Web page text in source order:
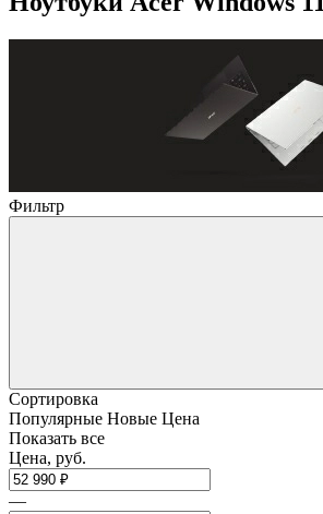
Фильтр
Сортировка
Популярные Новые Цена
Показать все
Цена, руб.
—